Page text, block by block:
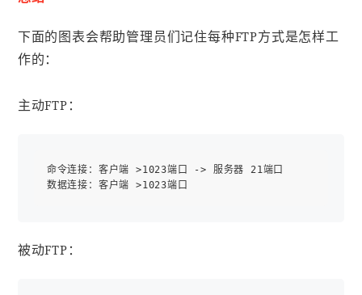
下面的图表会帮助管理员们记住每种FTP方式是怎样工
作的：
主动FTP：
命令连接：客户端 >1023端口 -> 服务器 21端口
数据连接：客户端 >1023端口
被动FTP：